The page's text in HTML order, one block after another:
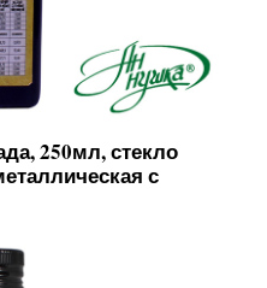
250мл, стекло
с